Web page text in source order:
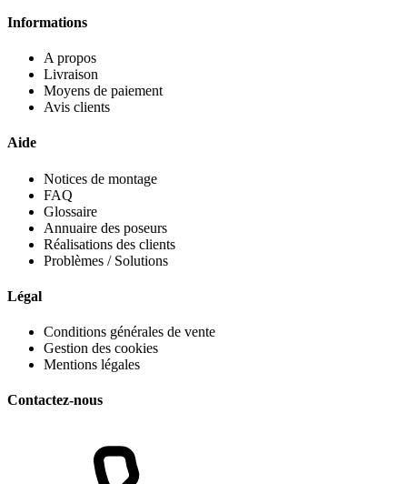
Informations
A propos
Livraison
Moyens de paiement
Avis clients
Aide
Notices de montage
FAQ
Glossaire
Annuaire des poseurs
Réalisations des clients
Problèmes / Solutions
Légal
Conditions générales de vente
Gestion des cookies
Mentions légales
Contactez-nous